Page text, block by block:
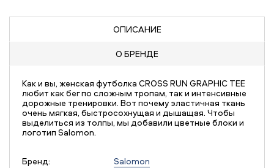
ОПИСАНИЕ
О БРЕНДЕ
Как и вы, женская футболка CROSS RUN GRAPHIC TEE
любит как бег по сложным тропам, так и интенсивные
дорожные тренировки. Вот почему эластичная ткань
очень мягкая, быстросохнущая и дышащая. Чтобы
выделиться из толпы, мы добавили цветные блоки и
логотип Salomon.
Бренд:
Salomon